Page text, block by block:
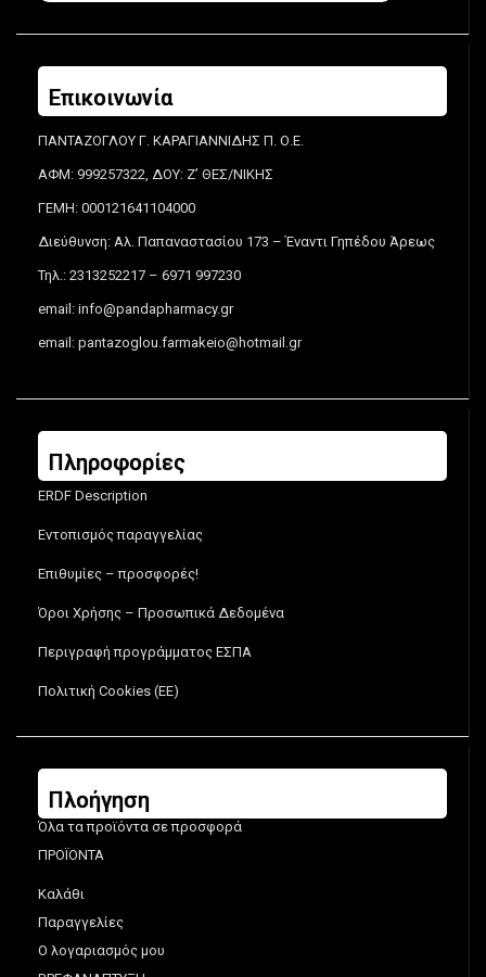
Επικοινωνία
ΠΑΝΤΑΖΟΓΛΟΥ Γ. ΚΑΡΑΓΙΑΝΝΙΔΗΣ Π. Ο.Ε.
ΑΦΜ: 999257322, ΔΟΥ: Ζ’ ΘΕΣ/ΝΙΚΗΣ
ΓΕΜΗ: 000121641104000
Διεύθυνση: Αλ. Παπαναστασίου 173 – Έναντι Γηπέδου Άρεως
Τηλ.: 2313252217 – 6971 997230
email: info@pandapharmacy.gr
email: pantazoglou.farmakeio@hotmail.gr
Πληροφορίες
ERDF Description
Εντοπισμός παραγγελίας
Επιθυμίες – προσφορές!
Όροι Χρήσης – Προσωπικά Δεδομένα
Περιγραφή προγράμματος ΕΣΠΑ
Πολιτική Cookies (ΕΕ)
Πλοήγηση
Όλα τα προϊόντα σε προσφορά
ΠΡΟΪΟΝΤΑ
Καλάθι
Παραγγελίες
Ο λογαριασμός μου